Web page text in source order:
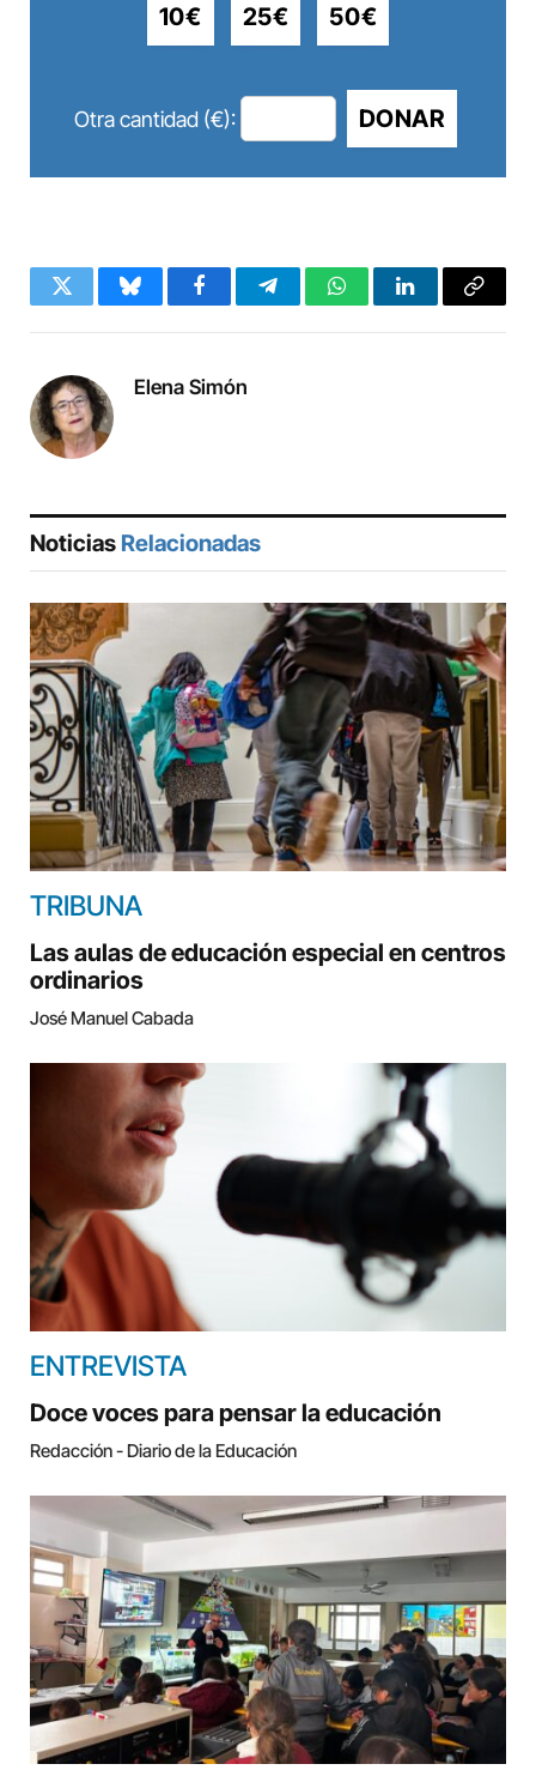
10€ 25€ 50€
Otra cantidad (€): DONAR
Twitter BlueskyFacebookTelegramWhatsAppLinkedInCopy
Elena Simón
Noticias Relacionadas
TRIBUNA
Las aulas de educación especial en centros
ordinarios
José Manuel Cabada
ENTREVISTA
Doce voces para pensar la educación
Redacción - Diario de la Educación